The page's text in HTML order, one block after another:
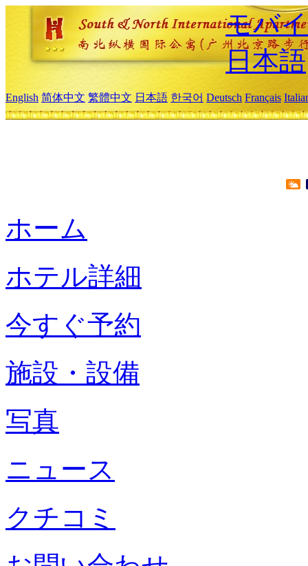
モバ
日本語
English 简体中文 繁體中文 日本語 한국어 Deutsch Français
ホーム
ホテル詳細
今すぐ予約
施設・設備
写真
ニュース
クチコミ